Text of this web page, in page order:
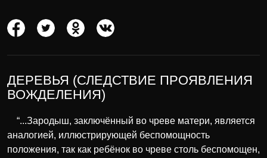
ДЕРЕВЬЯ (СЛЕДСТВИЕ ПРОЯВЛЕНИЯ
ВОЖДЕЛЕНИЯ)
“...Зародыш, заключённый во чреве матери, является
аналогией, иллюстрирующей беспомощность
положения, так как ребёнок во чреве столь беспомощен,